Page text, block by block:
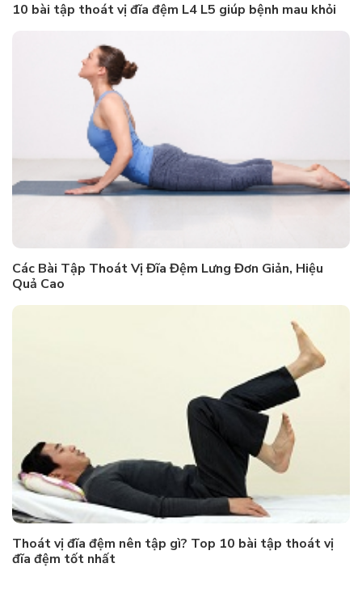
10 bài tập thoát vị đĩa đệm L4 L5 giúp bệnh mau khỏi
Các Bài Tập Thoát Vị Đĩa Đệm Lưng Đơn Giản, Hiệu
Quả Cao
Thoát vị đĩa đệm nên tập gì? Top 10 bài tập thoát vị
đĩa đệm tốt nhất